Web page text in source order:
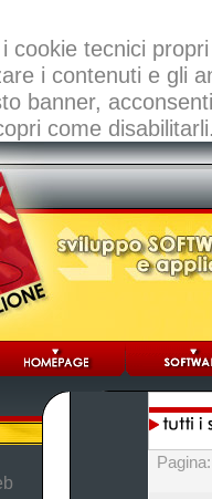
cookie tecnici
i contenuti e gli
banner,
come